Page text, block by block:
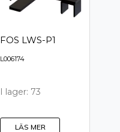
FOS LWS-P1
L006174
I lager: 73
LÄS MER